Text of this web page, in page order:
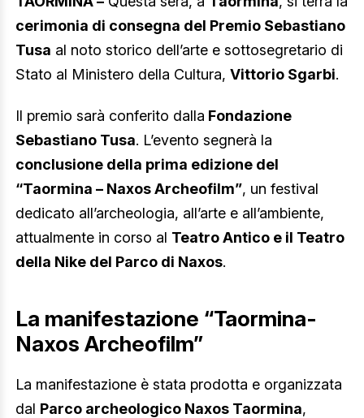
cerimonia di consegna del Premio Sebastiano
Tusa al noto storico dell’arte e sottosegretario di
Stato al Ministero della Cultura, Vittorio Sgarbi.
Il premio sarà conferito dalla Fondazione
Sebastiano Tusa. L’evento segnerà la
conclusione della prima edizione del
“Taormina – Naxos Archeofilm”, un festival
dedicato all’archeologia, all’arte e all’ambiente,
attualmente in corso al Teatro Antico e il Teatro
della Nike del Parco di Naxos.
La manifestazione “Taormina-
Naxos Archeofilm”
La manifestazione è stata prodotta e organizzata
dal Parco archeologico Naxos Taormina,